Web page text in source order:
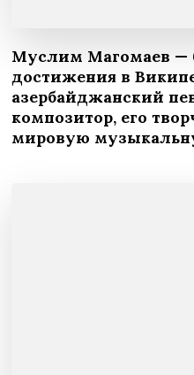
Муслим Магомаев —
достижения в
азербайджанский
композитор, его
мировую